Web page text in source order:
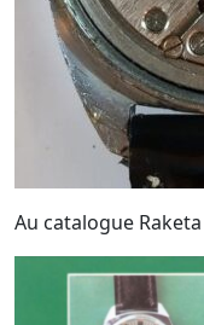
Au catalogue